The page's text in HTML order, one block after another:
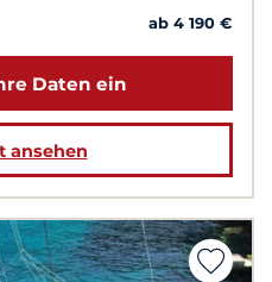
ab 4 190 €
Daten ein
ansehen